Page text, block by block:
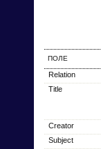
ПОЛЕ
Relation
Title
Creator
Subject